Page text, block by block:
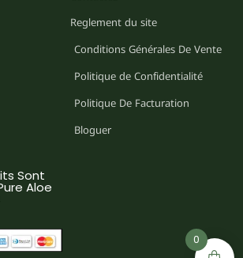
Reglement du site
Conditions Générales De Vente
Politique de Confidentialité
Politique De Facturation
Bloguer
Sont
Aloe
0